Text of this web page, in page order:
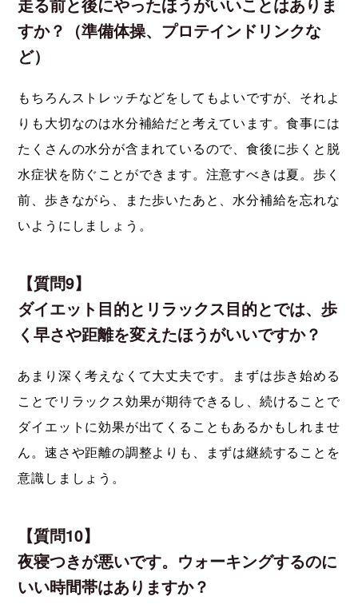
すか？（準備体操、プロテインドリンクな
ど）
もちろんストレッチなどをしてもよいですが、それよ
りも大切なのは水分補給だと考えています。食事には
たくさんの水分が含まれているので、食後に歩くと脱
水症状を防ぐことができます。注意すべきは夏。歩く
前、歩きながら、また歩いたあと、水分補給を忘れな
いようにしましょう。
【質問9】
ダイエット目的とリラックス目的とでは、歩
く早さや距離を変えたほうがいいですか？
あまり深く考えなくて大丈夫です。まずは歩き始める
ことでリラックス効果が期待できるし、続けることで
ダイエットに効果が出てくることもあるかもしれませ
ん。速さや距離の調整よりも、まずは継続することを
意識しましょう。
【質問10】
夜寝つきが悪いです。ウォーキングするのに
いい時間帯はありますか？